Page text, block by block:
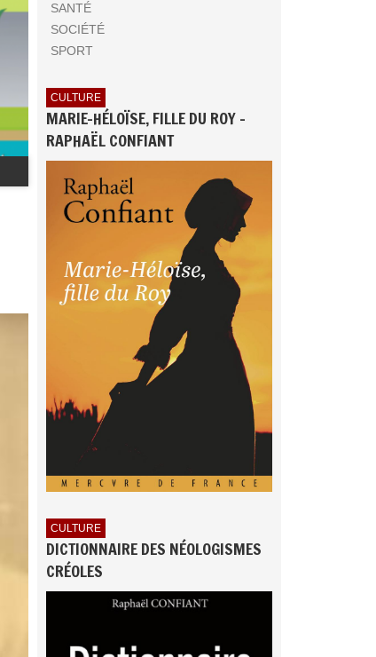
SANTÉ
SOCIÉTÉ
SPORT
CULTURE
MARIE-HÉLOÏSE, FILLE DU ROY -
RAPHAËL CONFIANT
CULTURE
DICTIONNAIRE DES NÉOLOGISMES
CRÉOLES